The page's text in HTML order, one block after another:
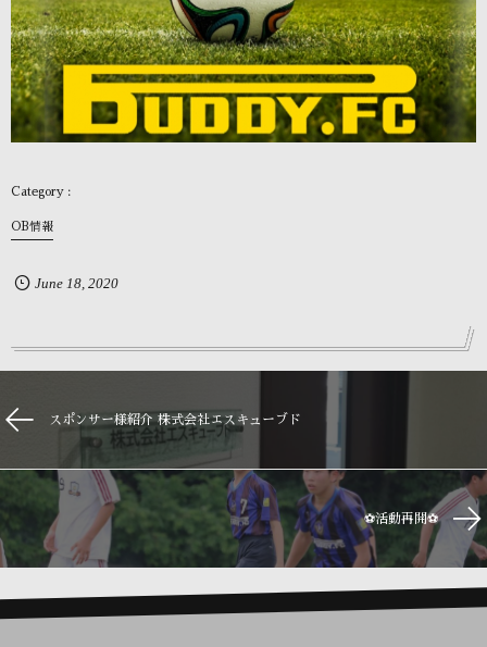
OB情報
June 18, 2020
スポンサー様紹介 株式会社エスキューブド
⚽️活動再開⚽️